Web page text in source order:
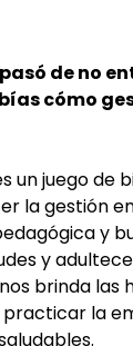
de no
cómo
un juego de
la gestión
y
y
brinda las
practicar la